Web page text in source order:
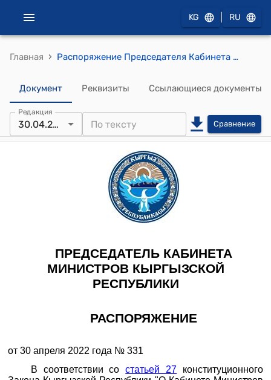
KG RU
Главная › Распоряжение Председателя Кабинета Министров Кыргызской Республики от 30 апреля 2022 года №331 (Об одобрении заключения Кабинета Министров Кыргызской Республики на проект Закона Кыргызской Республики "О внесении изменений в Закон Кыргызской Республики "О всеобщей воинской обязанности граждан Кыргызской Республики, о военной и альтернативной службах")
Документ Реквизиты Ссылающиеся документы
Редакция
30.04.2022 Сравнение